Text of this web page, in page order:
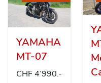
YAMAHA
MT-07
CHF 4’990.-